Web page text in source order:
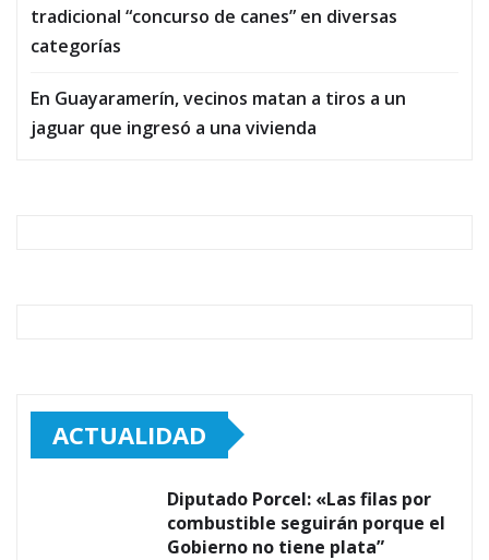
tradicional “concurso de canes” en diversas
categorías
En Guayaramerín, vecinos matan a tiros a un
jaguar que ingresó a una vivienda
ACTUALIDAD
Diputado Porcel: «Las filas por
combustible seguirán porque el
Gobierno no tiene plata”